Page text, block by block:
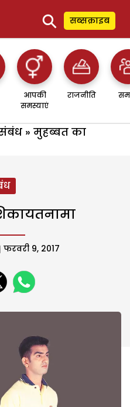
⚲ सब्सक्राइब
आपकी
समस्याएं
राजनीति
» मुहब्बत का
फरवरी 9, 2017